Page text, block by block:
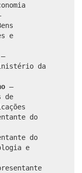
e
–
da
–
de
do
do
e